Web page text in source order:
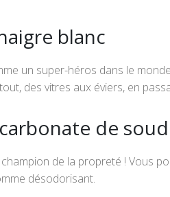
blanc
un super-héros dans le
des vitres aux éviers, en
de
de la propreté ! Vous
désodorisant.